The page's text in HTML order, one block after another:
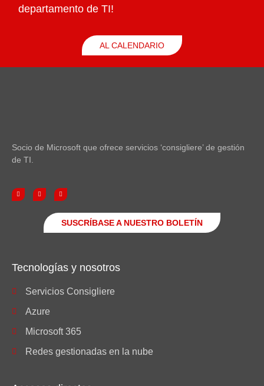
departamento de TI!
AL CALENDARIO
Socio de Microsoft que ofrece servicios ‘consigliere’ de gestión
de TI.
SUSCRÍBASE A NUESTRO BOLETÍN
Tecnologías y nosotros
Servicios Consigliere
Azure
Microsoft 365
Redes gestionadas en la nube